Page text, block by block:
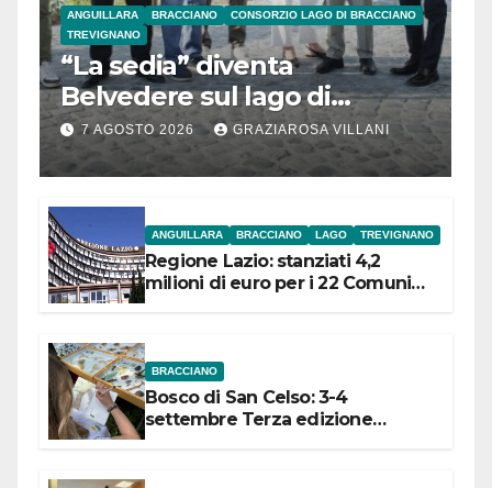
ANGUILLARA BRACCIANO
CONSORZIO LAGO DI BRACCIANO
TREVIGNANO
“La sedia” diventa
Belvedere sul lago di
Bracciano: ieri
l’inaugurazione
7 AGOSTO 2026 GRAZIAROSA VILLANI
ANGUILLARA BRACCIANO LAGO TREVIGNANO
Regione Lazio: stanziati 4,2
milioni di euro per i 22 Comuni
BRACCIANO
Bosco di San Celso: 3-4
settembre Terza edizione